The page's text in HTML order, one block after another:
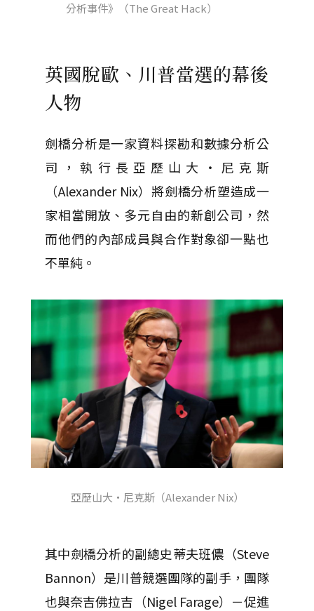
分析事件》（The Great Hack）
英國脫歐、川普當選的幕後
人物
劍橋分析是一家資料探勘和數據分析公
司，執行長亞歷山大・尼克斯
（Alexander Nix）將劍橋分析塑造成一
家相當開放、多元自由的新創公司，然
而他們的內部成員與合作對象卻一點也
不單純。
亞歷山大・尼克斯（Alexander Nix）
其中劍橋分析的副總史蒂夫班儂（Steve
Bannon）是川普競選團隊的副手，團隊
也與奈吉佛拉吉（Nigel Farage）－促進